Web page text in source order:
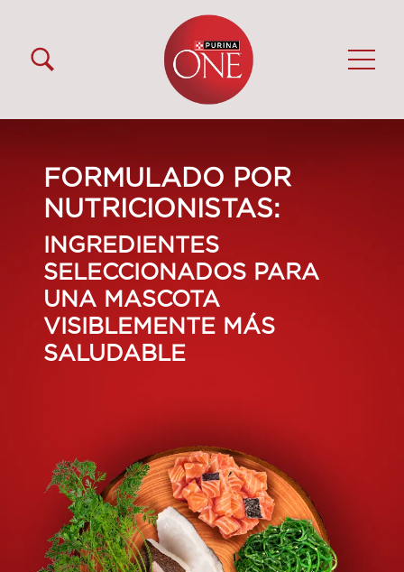
Menú Secundario Purina One
Menú Principal Purina One
FORMULADO POR
NUTRICIONISTAS:
INGREDIENTES
SELECCIONADOS PARA
UNA MASCOTA
VISIBLEMENTE MÁS
SALUDABLE